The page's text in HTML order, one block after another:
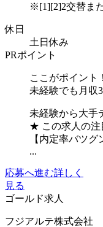
※[1][2]2交替ま
休日
土日休み
PRポイント
ここがポイント！
未経験でも月
未経験から大手
★ この求人の注
【内定率バツ
...
応募へ進む詳しく
見る
ゴールド求人
フジアルテ株式会社